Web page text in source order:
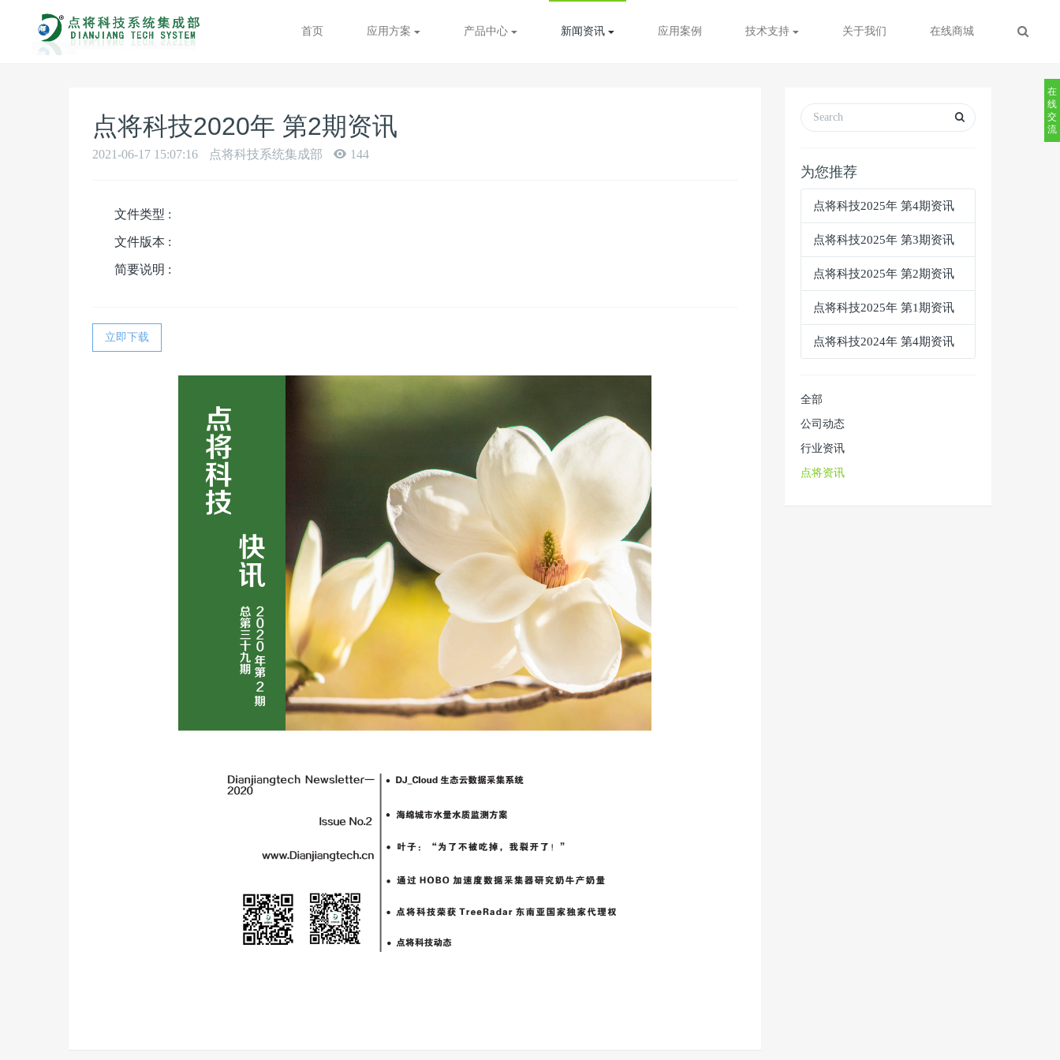
首页 应用方案 产品中心 新闻资讯 应用案例 技术支持 关于我们 在线商城
点将科技2020年 第2期资讯
2021-06-17 15:07:16 点将科技系统集成部 144
文件类型 :
文件版本 :
简要说明 :
立即下载
为您推荐
点将科技2025年 第4期资讯
点将科技2025年 第3期资讯
点将科技2025年 第2期资讯
点将科技2025年 第1期资讯
点将科技2024年 第4期资讯
全部
公司动态
行业资讯
点将资讯
在
线
交
流